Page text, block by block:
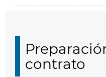
contrato